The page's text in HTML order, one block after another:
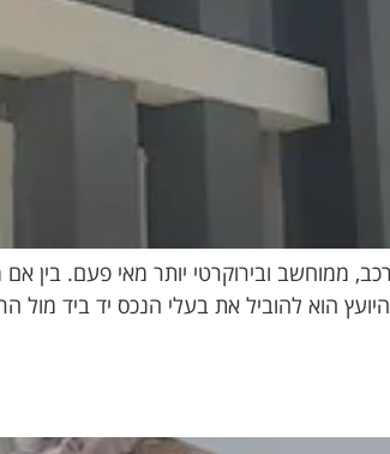
ובירוקרטי יותר מאי פעם. בין אם
היועץ הוא להוביל את בעלי הנכס יד ביד